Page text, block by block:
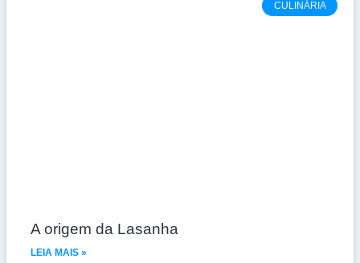
CULINÁRIA
A origem da Lasanha
LEIA MAIS »